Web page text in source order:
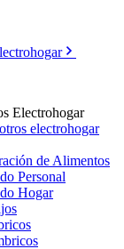
Electrohogar
electrohogar
de Alimentos
Personal
Hogar